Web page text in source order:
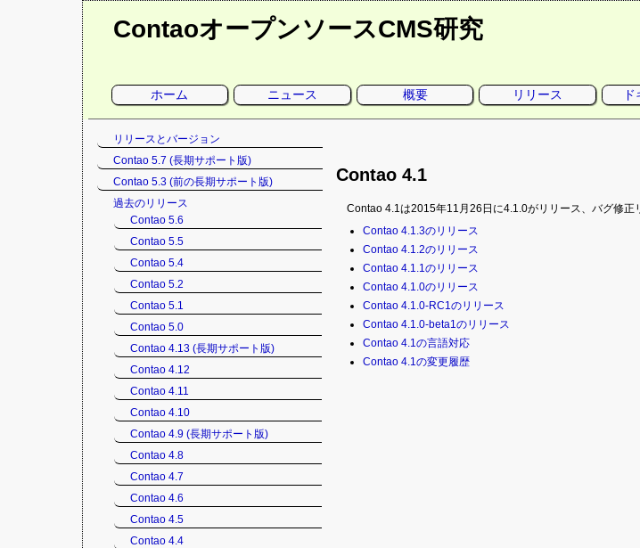
ContaoオープンソースCMS研究
ー
ホーム ニュース 概要 リリース
Contao 4.1
Contao 4.1は2015年11月26日に4.1.0がリリース、バグ修正
Contao 4.1.3のリリース
Contao 4.1.2のリリース
Contao 4.1.1のリリース
Contao 4.1.0のリリース
Contao 4.1.0-RC1のリリース
Contao 4.1.0-beta1のリリース
Contao 4.1の言語対応
Contao 4.1の変更履歴
ゲ
ー
リリースとバージョン
Contao 5.7 (長期サポート版)
Contao 5.3 (前の長期サポート版)
過去のリリース
Contao 5.6
Contao 5.5
Contao 5.4
Contao 5.2
Contao 5.1
Contao 5.0
Contao 4.13 (長期サポート版)
Contao 4.12
Contao 4.11
Contao 4.10
Contao 4.9 (長期サポート版)
Contao 4.8
Contao 4.7
Contao 4.6
Contao 4.5
Contao 4.4